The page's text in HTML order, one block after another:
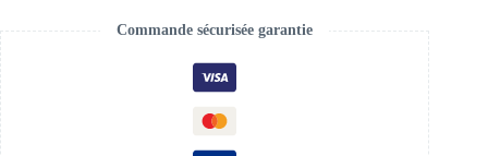
Commande sécurisée garantie